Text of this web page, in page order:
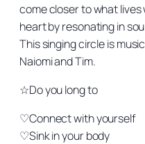
come closer to what
heart by resonating in
This singing circle is
Naiomi and Tim.
☆Do you long to
♡Connect with yourself
♡Sink in your body